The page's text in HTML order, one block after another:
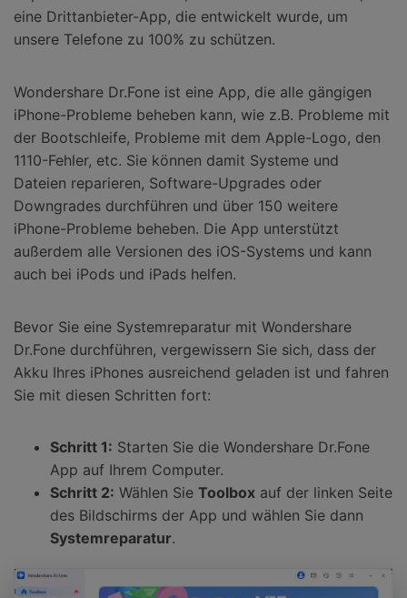
eine Drittanbieter-App, die entwickelt wurde, um
unsere Telefone zu 100% zu schützen.
Wondershare Dr.Fone ist eine App, die alle gängigen
iPhone-Probleme beheben kann, wie z.B. Probleme mit
der Bootschleife, Probleme mit dem Apple-Logo, den
1110-Fehler, etc. Sie können damit Systeme und
Dateien reparieren, Software-Upgrades oder
Downgrades durchführen und über 150 weitere
iPhone-Probleme beheben. Die App unterstützt
außerdem alle Versionen des iOS-Systems und kann
auch bei iPods und iPads helfen.
Bevor Sie eine Systemreparatur mit Wondershare
Dr.Fone durchführen, vergewissern Sie sich, dass der
Akku Ihres iPhones ausreichend geladen ist und fahren
Sie mit diesen Schritten fort:
Schritt 1: Starten Sie die Wondershare Dr.Fone
App auf Ihrem Computer.
Schritt 2: Wählen Sie Toolbox auf der linken Seite
des Bildschirms der App und wählen Sie dann
Systemreparatur.